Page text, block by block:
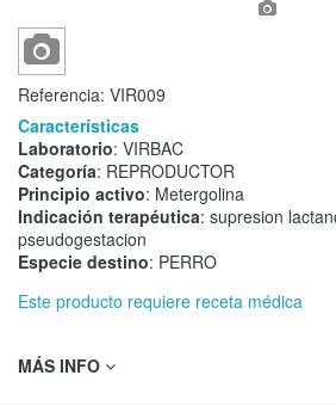
Referencia: VIR009
Características
Laboratorio: VIRBAC
Categoría: REPRODUCTOR
Principio activo: Metergolina
Indicación terapéutica: supresion
pseudogestacion
Especie destino: PERRO
Este producto requiere receta médica
MÁS INFO